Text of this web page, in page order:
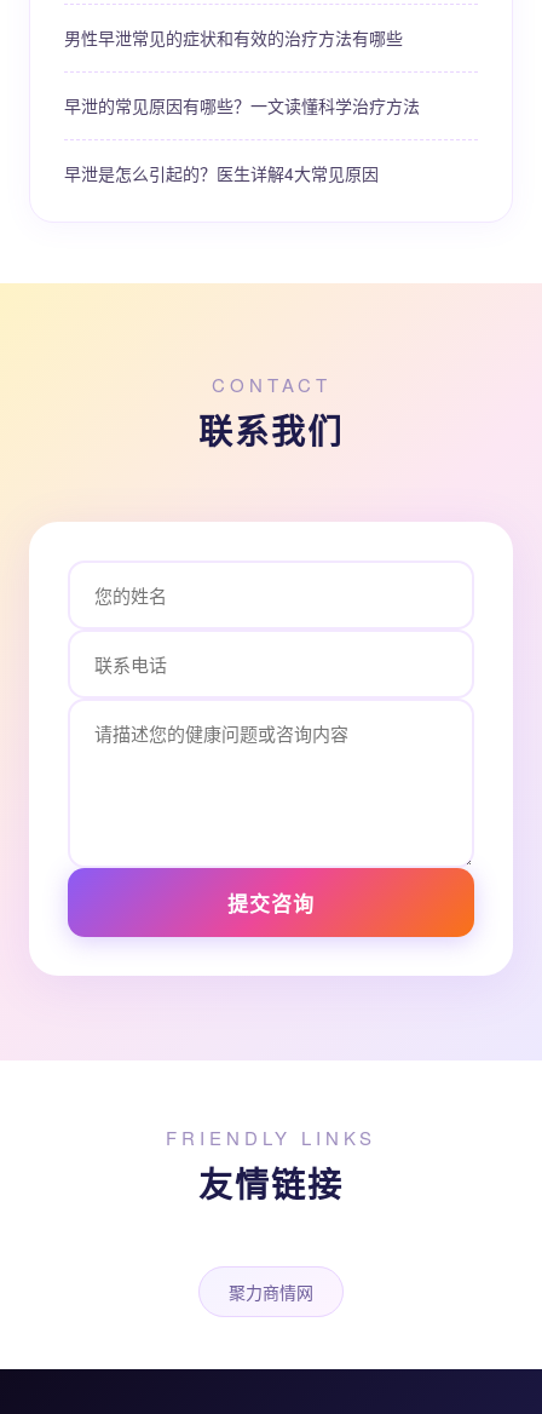
男性早泄常见的症状和有效的治疗方法有哪些
早泄的常见原因有哪些？一文读懂科学治疗方法
早泄是怎么引起的？医生详解4大常见原因
CONTACT
联系我们
提交咨询
FRIENDLY LINKS
友情链接
聚力商情网